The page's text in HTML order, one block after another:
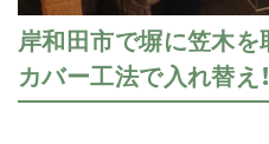
岸和田市で塀に笠木
カバー工法で入れ替え